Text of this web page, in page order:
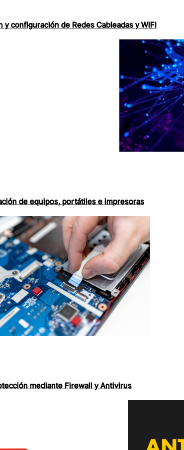
y configuración de Redes Cableadas y WIFI
de equipos, portátiles e impresoras
mediante Firewall y Antivirus